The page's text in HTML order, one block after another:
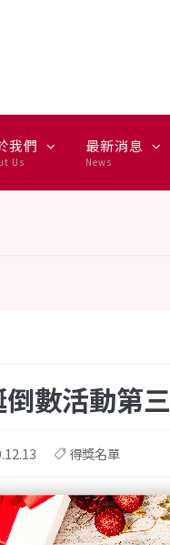
我們
Us
最新消息
News
數活動第
得獎名單